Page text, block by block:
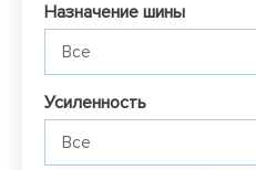
Назначение шины
Усиленность